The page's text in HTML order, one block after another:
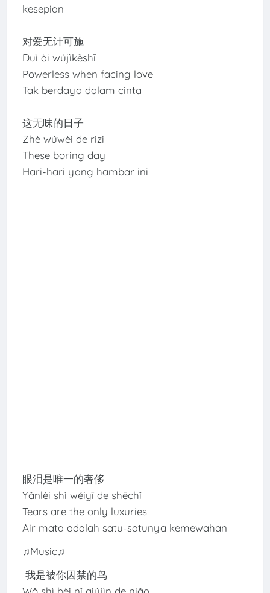
kesepian
对爱无计可施
Duì ài wújìkěshī
Powerless when facing love
Tak berdaya dalam cinta
这无味的日子
Zhè wúwèi de rìzi
These boring day
Hari-hari yang hambar ini
眼泪是唯一的奢侈
Yǎnlèi shì wéiyī de shēchǐ
Tears are the only luxuries
Air mata adalah satu-satunya kemewahan
♫Music♫
我是被你囚禁的鸟